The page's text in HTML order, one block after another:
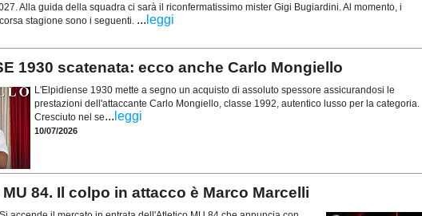
Alla guida della squadra ci sarà il riconfermatissimo mister Gigi Bugiardini. Al momento, i
stagione sono i seguenti. ... leggi
1930 scatenata: ecco anche Carlo Mongiello
L'Elpidiense 1930 mette a segno un acquisto di assoluto spessore assicurandosi le
prestazioni dell'attaccante Carlo Mongiello, classe 1992, autentico lusso per la categoria.
Cresciuto nel se... leggi
10/07/2026
MU 84. Il colpo in attacco è Marco Marcelli